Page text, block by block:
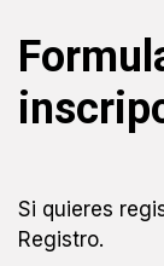
Si quieres
Registro.